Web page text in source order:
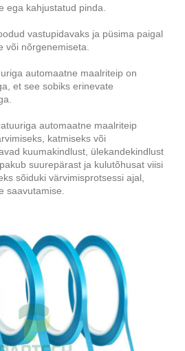
ega kahjustatud pinda.
vastupidavaks ja püsima paigal
või nõrgenemiseta.
automaatne maalriteip on
et see sobiks erinevate
automaatne maalriteip
katmiseks või
kuumakindlust, ülekandekindlust
suurepärast ja kulutõhusat viisi
sõiduki värvimisprotsessi ajal,
saavutamise.